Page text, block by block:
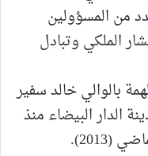
من المسؤولين
الملكي وتبادل
بالوالي خالد سفير
الدار البيضاء منذ